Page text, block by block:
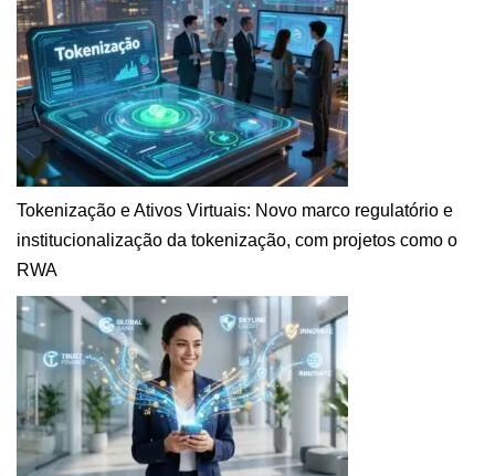
Tokenização e Ativos Virtuais: Novo marco regulatório e
institucionalização da tokenização, com projetos como o
RWA